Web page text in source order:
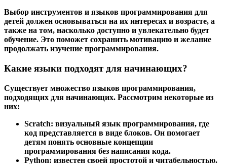
Выбор инструментов и языков программирования для
детей должен основываться на их интересах и возрасте, а
также на том, насколько доступно и увлекательно будет
обучение. Это поможет сохранить мотивацию и желание
продолжать изучение программирования.
Какие языки подходят для начинающих?
Существует множество языков программирования,
подходящих для начинающих. Рассмотрим некоторые из
них:
Scratch: визуальный язык программирования, где
код представляется в виде блоков. Он помогает
детям понять основные концепции
программирования без написания кода.
Python: известен своей простотой и читабельностью.